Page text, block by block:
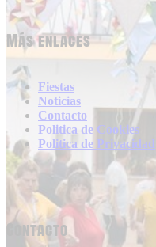
Más enlaces
Fiestas
Noticias
Contacto
Politica de Cookies
Politica de Privacidad
Contacto